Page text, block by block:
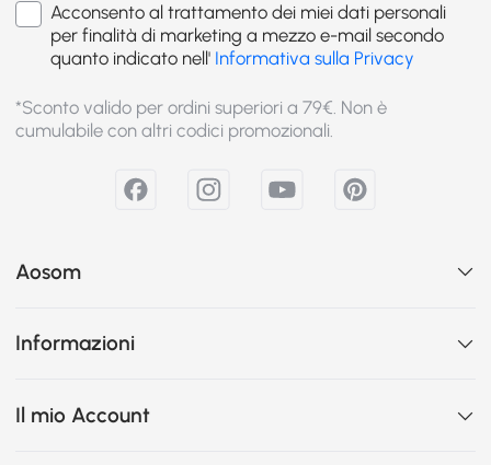
Acconsento al trattamento dei miei dati personali
per finalità di marketing a mezzo e-mail secondo
quanto indicato nell' Informativa sulla Privacy
*Sconto valido per ordini superiori a 79€. Non è
cumulabile con altri codici promozionali.
Aosom
Informazioni
Il mio Account